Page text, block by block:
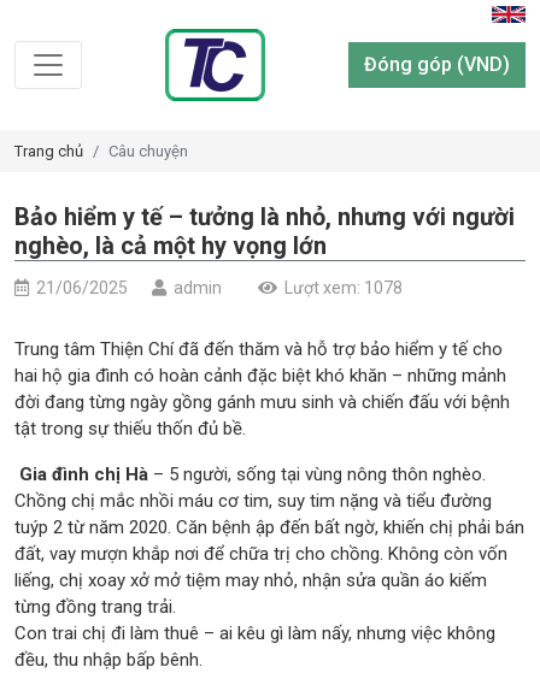
Đóng góp (VND)
Trang chủ Câu chuyện
Bảo hiểm y tế – tưởng là nhỏ, nhưng với người
nghèo, là cả một hy vọng lớn
21/06/2025 admin Lượt xem: 1078
Trung tâm Thiện Chí đã đến thăm và hỗ trợ bảo hiểm y tế cho
hai hộ gia đình có hoàn cảnh đặc biệt khó khăn – những mảnh
đời đang từng ngày gồng gánh mưu sinh và chiến đấu với bệnh
tật trong sự thiếu thốn đủ bề.
Gia đình chị Hà – 5 người, sống tại vùng nông thôn nghèo.
Chồng chị mắc nhồi máu cơ tim, suy tim nặng và tiểu đường
tuýp 2 từ năm 2020. Căn bệnh ập đến bất ngờ, khiến chị phải bán
đất, vay mượn khắp nơi để chữa trị cho chồng. Không còn vốn
liếng, chị xoay xở mở tiệm may nhỏ, nhận sửa quần áo kiếm
từng đồng trang trải.
Con trai chị đi làm thuê – ai kêu gì làm nấy, nhưng việc không
đều, thu nhập bấp bênh.